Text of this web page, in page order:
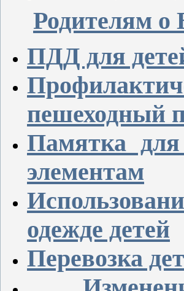
Родителям о
ПДД для
пешеходный
Памятка
элементам
одежде детей
Перевозка